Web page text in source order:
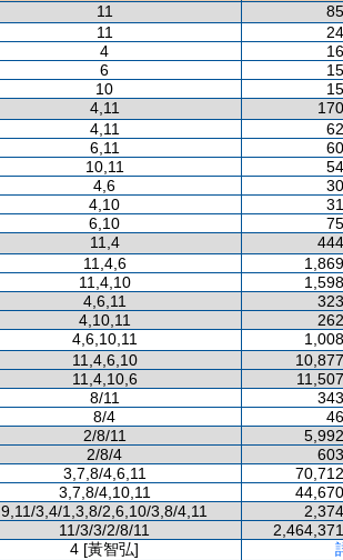
11
11
4
6
10
4,11
4,11
6,11
10,11
4,6
4,10
6,10
11,4
11,4,6
11,4,10
4,6,11
4,10,11
4,6,10,11
11,4,6,10
11,4,10,6
8/11
8/4
2/8/11
2/8/4
3,7,8/4,6,11
3,7,8/4,10,11
9,11/3,4/1,3,8/2,6,10/3,8/4,11
11/3/3/2/8/11
4 [黃智弘]